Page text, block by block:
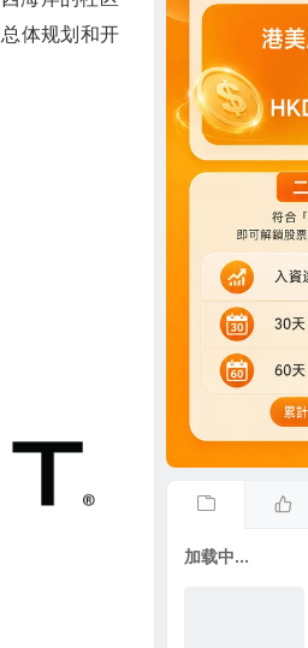
体规划和开
加载中...